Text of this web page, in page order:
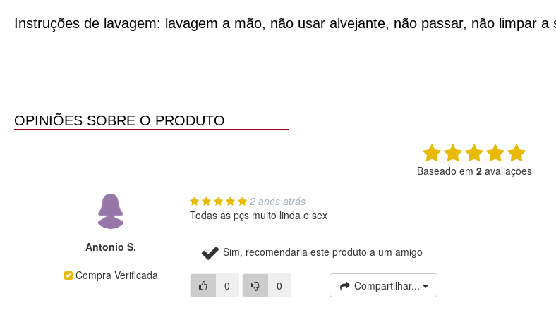
Instruções de lavagem: lavagem a mão, não usar alvejante, não passar, não limpar a
OPINIÕES SOBRE O PRODUTO
Baseado em 2avaliações
Antonio S.
Compra Verificada
2 anos atrás
Todas as pçs muito linda e sex
Sim, recomendaria este produto a um amigo
0 0 Compartilhar...